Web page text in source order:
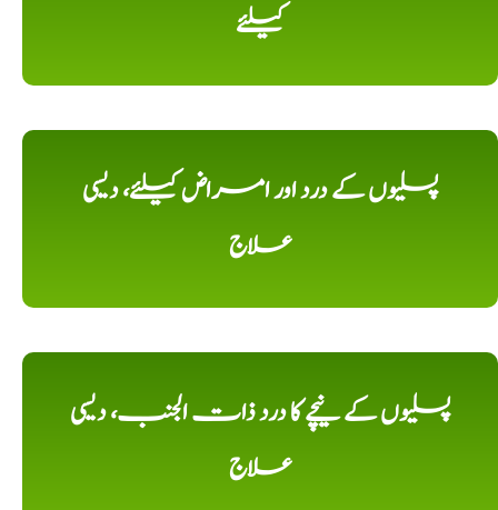
کیلئے
پسلیوں کے درد اور امراض کیلئے، دیسی
علاج
پسلیوں کے نیچے کا درد ذات الجنب، دیسی
علاج